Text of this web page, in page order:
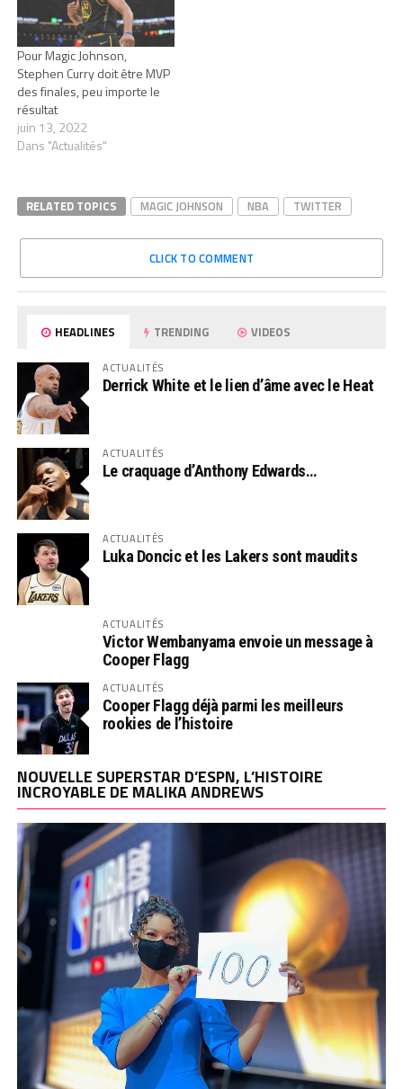
Pour Magic Johnson,
Stephen Curry doit être MVP
des finales, peu importe le
résultat
juin 13, 2022
Dans "Actualités"
RELATED TOPICS MAGIC JOHNSON NBA TWITTER
CLICK TO COMMENT
HEADLINES TRENDING VIDEOS
ACTUALITÉS
Derrick White et le lien d’âme avec le Heat
ACTUALITÉS
Le craquage d’Anthony Edwards…
ACTUALITÉS
Luka Doncic et les Lakers sont maudits
ACTUALITÉS
Victor Wembanyama envoie un message à
Cooper Flagg
ACTUALITÉS
Cooper Flagg déjà parmi les meilleurs
rookies de l’histoire
NOUVELLE SUPERSTAR D’ESPN, L’HISTOIRE
INCROYABLE DE MALIKA ANDREWS